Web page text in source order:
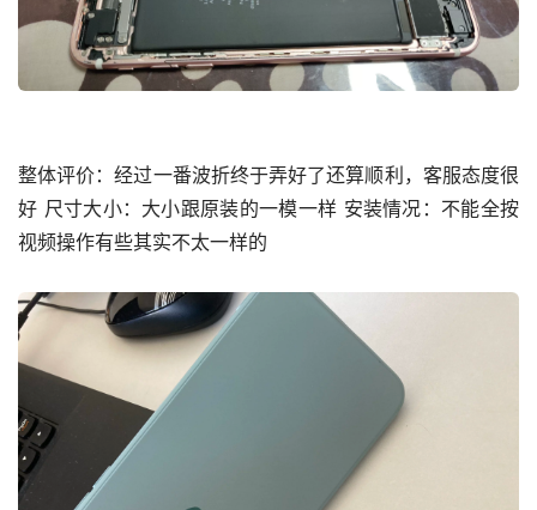
整体评价：经过一番波折终于弄好了还算顺利，客服态度很
好 尺寸大小：大小跟原装的一模一样 安装情况：不能全按
视频操作有些其实不太一样的